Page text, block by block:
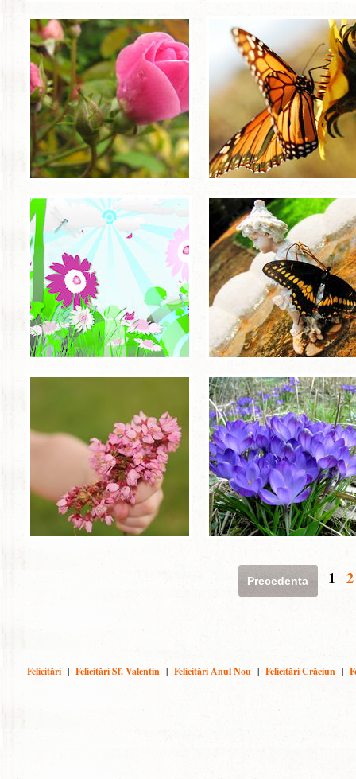
Precedenta 1 2
Felicitări | Felicitări Sf. Valentin | Felicitări Anul Nou | Felicitări Crăciun |